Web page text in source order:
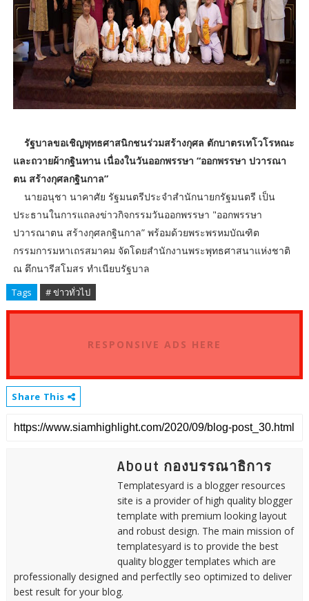
รัฐบาลขอเชิญพุทธศาสนิกชนร่วมสร้างกุศล ตักบาตรเทโวโรหณะ
และถวายผ้ากฐินทาน เนื่องในวันออกพรรษา “ออกพรรษา ปวารณา
ตน สร้างกุศลกฐินกาล”
นายอนุชา นาคาศัย รัฐมนตรีประจำสำนักนายกรัฐมนตรี เป็น
ประธานในการแถลงข่าวกิจกรรมวันออกพรรษา "ออกพรรษา
ปวารณาตน สร้างกุศลกฐินกาล” พร้อมด้วยพระพรหมบัณฑิต
กรรมการมหาเถรสมาคม จัดโดยสำนักงานพระพุทธศาสนาแห่งชาติ
ณ ตึกนารีสโมสร ทำเนียบรัฐบาล
Tags # ข่าวทั่วไป
RESPONSIVE ADS HERE
Share This
About กองบรรณาธิการ
Templatesyard is a blogger resources
site is a provider of high quality blogger
template with premium looking layout
and robust design. The main mission of
templatesyard is to provide the best
quality blogger templates which are
professionally designed and perfectlly seo optimized to deliver
best result for your blog.